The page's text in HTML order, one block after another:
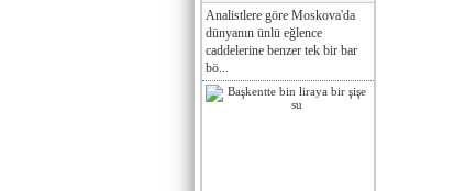
Analistlere göre Moskova'da
dünyanın ünlü eğlence
caddelerine benzer tek bir bar
bö...